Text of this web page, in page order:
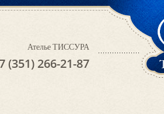
Ателье ТИССУРА
(351) 266-21-87